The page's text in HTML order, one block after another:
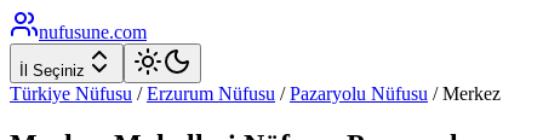
nufusune.com
İl Seçiniz
Türkiye Nüfusu / Erzurum Nüfusu / Pazaryolu Nüfusu /Merkez